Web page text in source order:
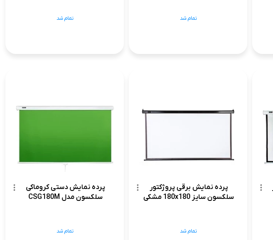
تمام شد تمام شد
پرده نمایش برقی پروژکتور
سلکسون سایز 180x180 مشکی
تمام شد
پرده نمایش دستی کروماکی
سلکسون مدل CSG180M
تمام شد